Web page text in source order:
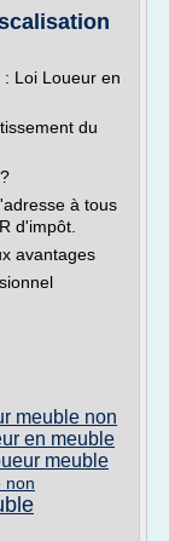
Loi Loueur en
du
à tous
d'impôt.
avantages
meuble non
en meuble
meuble
non